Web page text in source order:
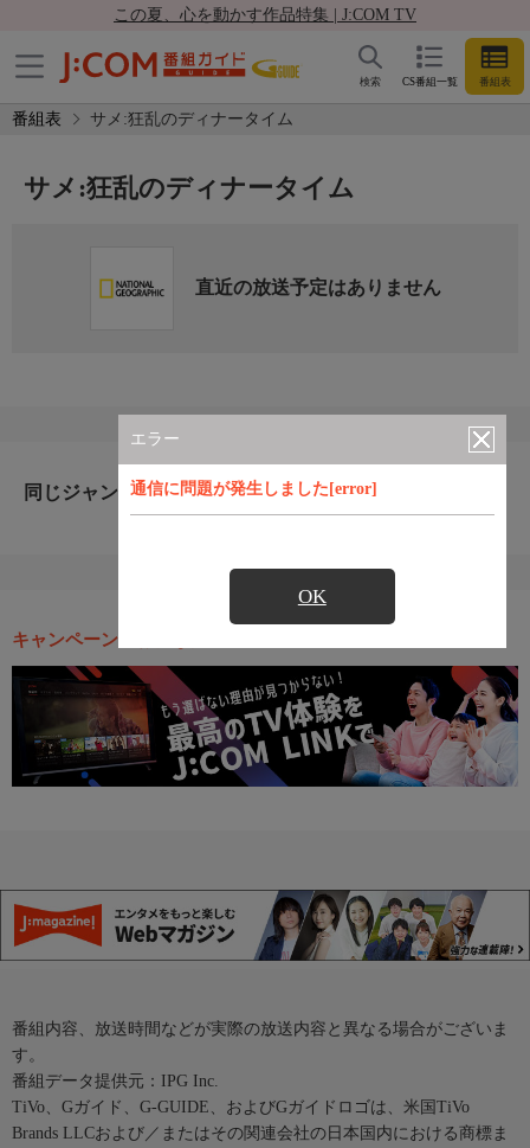
この夏、心を動かす作品特集 | J:COM TV
CS番組一覧 番組表
検索
番組表 サメ:狂乱のディナータイム
エラー
通信に問題が発生しました[error]
OK
サメ:狂乱のディナータイム
直近の放送予定はありません
同じジャンルのおすすめ番組
キャンペーン・お得な情報
番組内容、放送時間などが実際の放送内容と異なる場合がございま
す。
番組データ提供元：IPG Inc.
TiVo、Gガイド、G-GUIDE、およびGガイドロゴは、米国TiVo
Brands LLCおよび／またはその関連会社の日本国内における商標ま